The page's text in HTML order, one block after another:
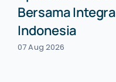
Bersama Integra
Indonesia
07 Aug 2026